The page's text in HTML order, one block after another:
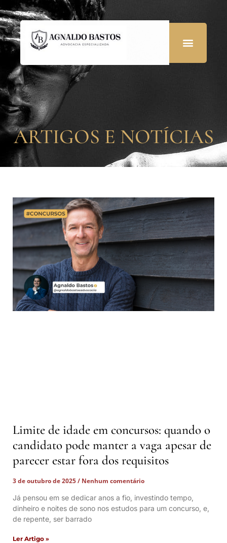
ARTIGOS E NOTÍCIAS
Limite de idade em concursos: quando o
candidato pode manter a vaga apesar de
parecer estar fora dos requisitos
3 de outubro de 2025
Nenhum comentário
Já pensou em se dedicar anos a fio, investindo tempo,
dinheiro e noites de sono nos estudos para um concurso, e,
de repente, ser barrado
Ler Artigo »